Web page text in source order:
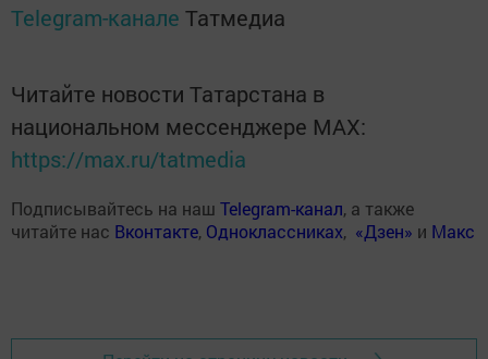
Telegram-канале Татмедиа
Читайте новости Татарстана в
национальном мессенджере MАХ:
https://max.ru/tatmedia
Подписывайтесь на наш Telegram-канал, а также
читайте нас Вконтакте, Одноклассниках, «Дзен» и Макс